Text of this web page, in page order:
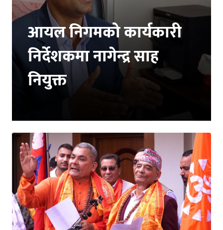
आयल निगमको कार्यकारी
निर्देशकमा नागेन्द्र साह
नियुक्त